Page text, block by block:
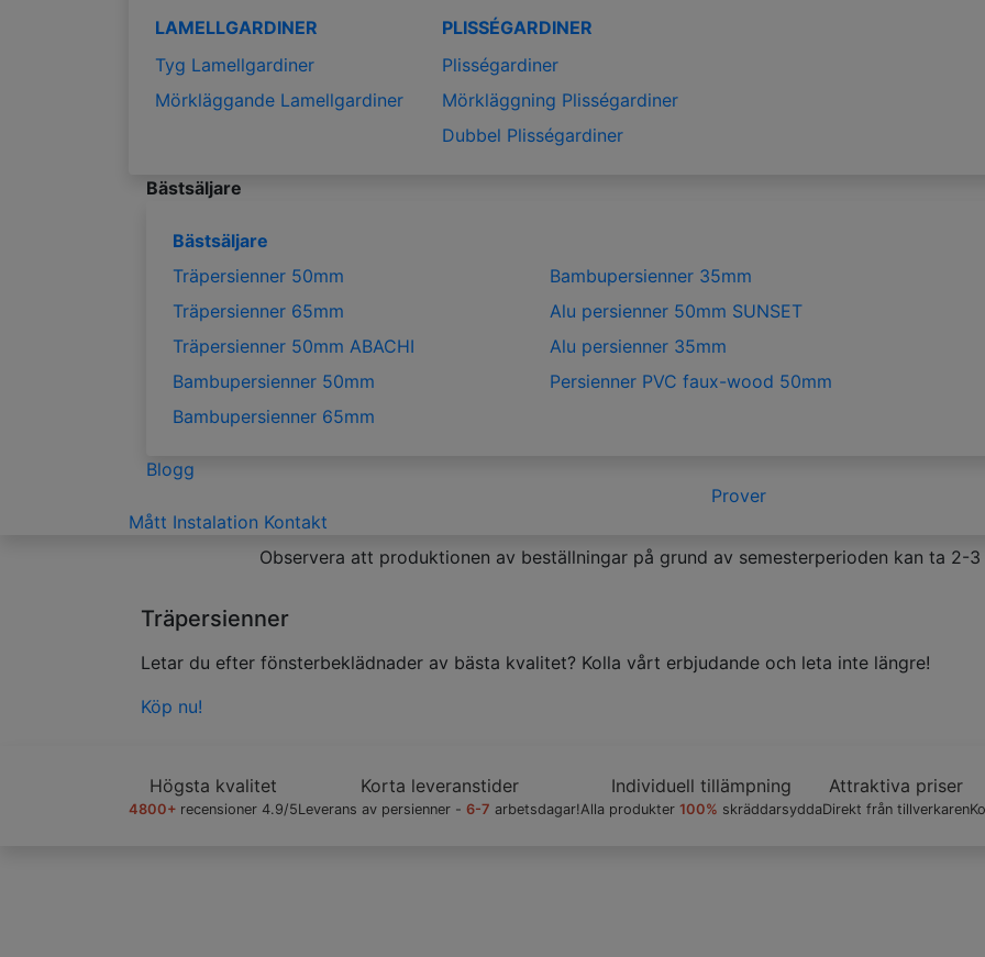
LAMELLGARDINER
Tyg Lamellgardiner
Mörkläggande Lamellgardiner
PLISSÉGARDINER
Plisségardiner
Mörkläggning Plisségardiner
Dubbel Plisségardiner
Bästsäljare
Bästsäljare
Träpersienner 50mm
Träpersienner 65mm
Träpersienner 50mm ABACHI
Bambupersienner 50mm
Bambupersienner 65mm
Bambupersienner 35mm
Alu persienner 50mm SUNSET
Alu persienner 35mm
Persienner PVC faux-wood 50mm
Blogg
Prover
Mått Instalation Kontakt
Observera att produktionen av beställningar på grund av semesterperioden kan ta 2-
Venecianas De Bambú
Träpersienner av hög kvalitet som är skräddarsydda. Få högkvalitativa fönsterbeklädnader - dina
Köp nu!
Högsta kvalitet
4800+ recensioner 4.9/5
Korta leveranstider
Leverans av persienner - 6-7 arbetsdagar!
Individuell tillämpning
Alla produkter 100% skräddarsydda
Attraktiva priser
Direkt från tillverkaren